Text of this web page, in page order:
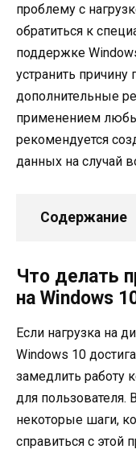
проблему с
обратиться к
поддержке
устранить
дополнительные
применением
рекомендуется
данных на случай
Содержание
Что делать
на Windows
Если нагрузка на
Windows 10
замедлить работу
для пользователя.
некоторые шаги,
справиться с этой